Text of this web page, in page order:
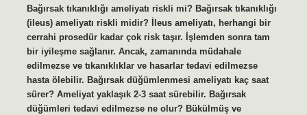
Bağırsak tıkanıklığı ameliyatı riskli mi? Bağırsak tıkanıklığı
(ileus) ameliyatı riskli midir? İleus ameliyatı, herhangi bir
cerrahi prosedür kadar çok risk taşır. İşlemden sonra tam
bir iyileşme sağlanır. Ancak, zamanında müdahale
edilmezse ve tıkanıklıklar ve hasarlar tedavi edilmezse
hasta ölebilir. Bağırsak düğümlenmesi ameliyatı kaç saat
sürer? Ameliyat yaklaşık 2-3 saat sürebilir. Bağırsak
düğümleri tedavi edilmezse ne olur? Bükülmüş ve